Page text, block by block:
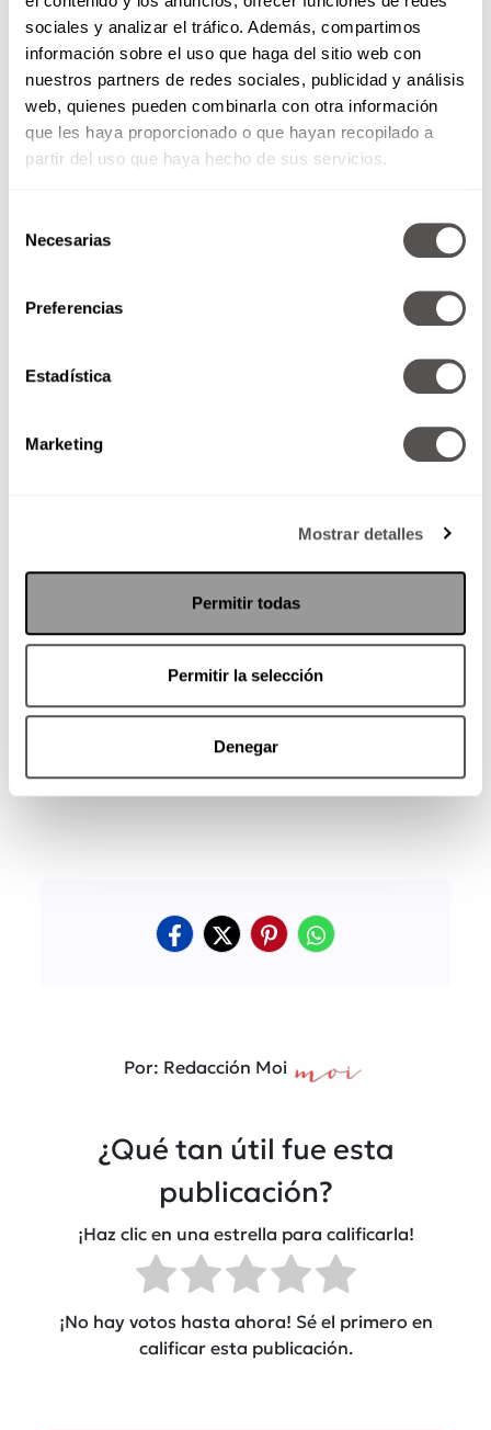
sociales y analizar el tráfico. Además, compartimos
información sobre el uso que haga del sitio web con
nuestros partners de redes sociales, publicidad y análisis
web, quienes pueden combinarla con otra información
que les haya proporcionado o que hayan recopilado a
partir del uso que haya hecho de sus servicios.
Necesarias
Preferencias
Estadística
Marketing
Mostrar detalles
Permitir todas
Permitir la selección
Denegar
más en el azúcar blanca. Este se utiliza en
alimentos y bebidas “sin azúcar y sin
calorías”como:
• Refrescos
• Yogurth
• Chicles
• Bebidas en polvo
Por: Redacción Moi
¿Qué tan útil fue esta
publicación?
¡Haz clic en una estrella para calificarla!
¡No hay votos hasta ahora! Sé el primero en
calificar esta publicación.